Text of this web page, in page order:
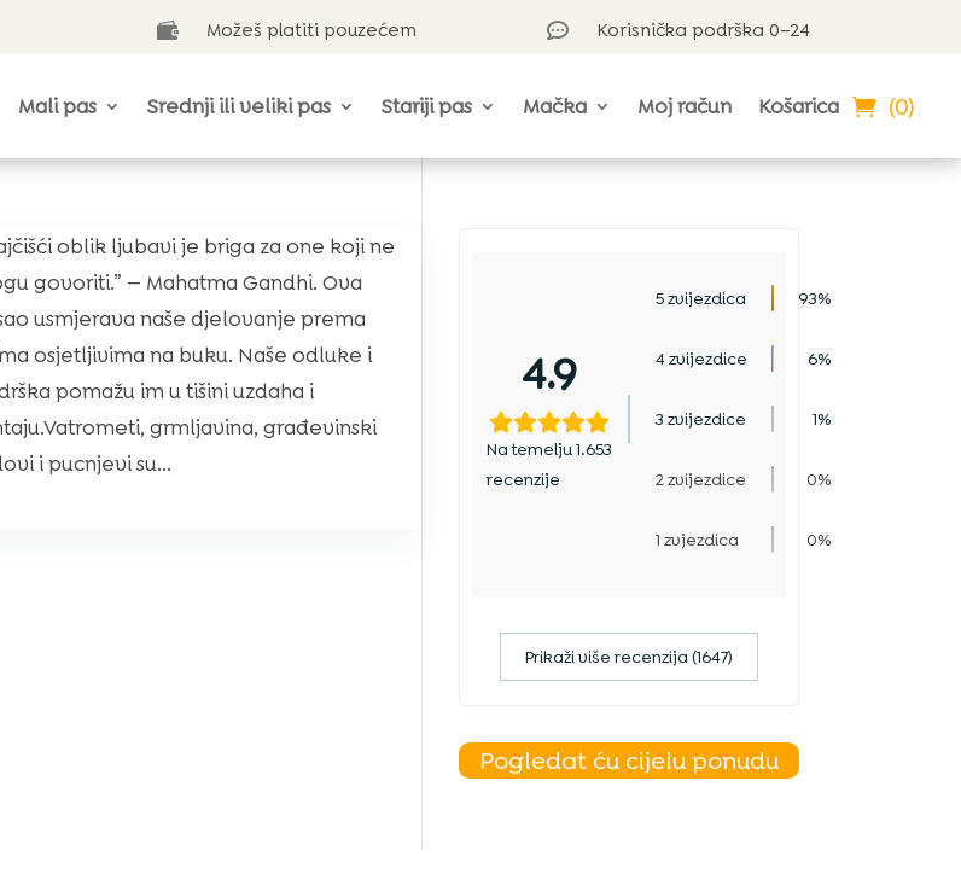
 Možeš platiti pouzećem  Korisnička podrška 0–24
Mali pas Srednji ili veliki pas Stariji pas Mačka Moj račun Košarica (0)
oblik ljubavi je briga za one koji ne
govoriti.” — Mahatma Gandhi. Ova
usmjerava naše djelovanje prema
osjetljivima na buku. Naše odluke i
pomažu im u tišini uzdaha i
grmljavina, građevinski
i pucnjevi su...
4.9
Na temelju 1.653
recenzije
5 zvijezdica 93%
4 zvijezdice 6%
3 zvijezdice 1%
2 zvijezdice 0%
1 zvjezdica 0%
Prikaži više recenzija (1647)
Pogledat ću cijelu ponudu